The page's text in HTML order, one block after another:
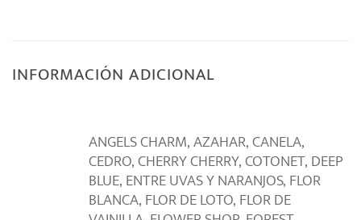
INFORMACIÓN ADICIONAL
ANGELS CHARM, AZAHAR, CANELA,
CEDRO, CHERRY CHERRY, COTONET, DEEP
BLUE, ENTRE UVAS Y NARANJOS, FLOR
BLANCA, FLOR DE LOTO, FLOR DE